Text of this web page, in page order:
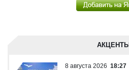
АКЦЕНТЫ
8 августа 2026 18:27